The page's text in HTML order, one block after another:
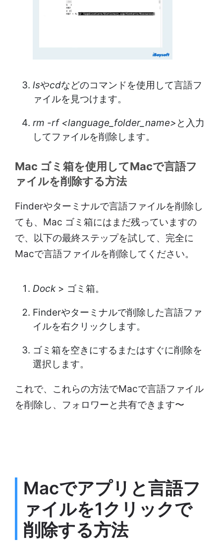
lsやcdなどのコマンドを使用して言語フ
ァイルを見つけます。
rm -rf <language_folder_name> と入力
してファイルを削除します。
Mac ゴミ箱を使用してMacで言語フ
ァイルを削除する方法
Finderやターミナルで言語ファイルを削除し
ても、Mac ゴミ箱にはまだ残っていますの
で、以下の最終ステップを試して、完全に
Macで言語ファイルを削除してください。
Dock> ゴミ箱。
Finderやターミナルで削除した言語ファ
イルを右クリックします。
ゴミ箱を空きにするまたはすぐに削除を
選択します。
これで、これらの方法でMacで言語ファイル
を削除し、フォロワーと共有できます〜
Macでアプリと言語フ
ァイルを1クリックで
削除する方法